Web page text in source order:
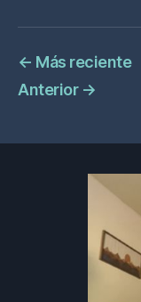
← Más reciente
Anterior →